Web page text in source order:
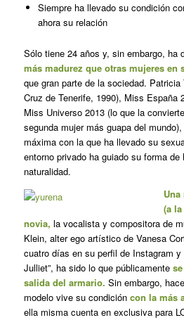
Siempre ha llevado su condición
ahora su relación
Sólo tiene 24 años y, sin embargo, ha
más madurez que otras mujeres en
que gran parte de la sociedad.
Cruz de Tenerife, 1990), Miss España
Miss Universo 2013 (lo que la
segunda mujer más guapa del mundo),
máxima con la que ha llevado su
entorno privado ha guiado su forma
naturalidad.
(a
novia, la vocalista y compositora de
Klein, alter ego artístico de Vanesa
cuatro días en su perfil de Instagram y
Julliet”, ha sido lo que públicamente
salida del armario. Sin embargo,
modelo vive su condición con la más
ella misma cuenta en exclusiva para